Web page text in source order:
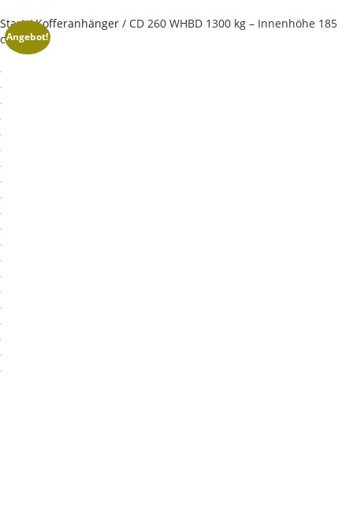
Start/Kofferanhänger / CD 260 WHBD 1300 kg – Innenhöhe 185
cmAngebot!